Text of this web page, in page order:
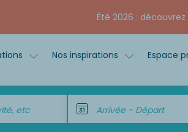
Été 2026 : découvrez
Nos inspirations Espace
etc Arrivée - Départ